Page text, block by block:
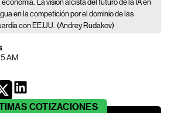
economía.
La visión alcista del futuro de la IA en
en la competición por el dominio de las
con EE.UU. (Andrey Rudakov)
AM
COTIZACIONES